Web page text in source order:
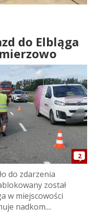
do Elbląga
2
do zdarzenia
został
w miejscowości
nadkom....